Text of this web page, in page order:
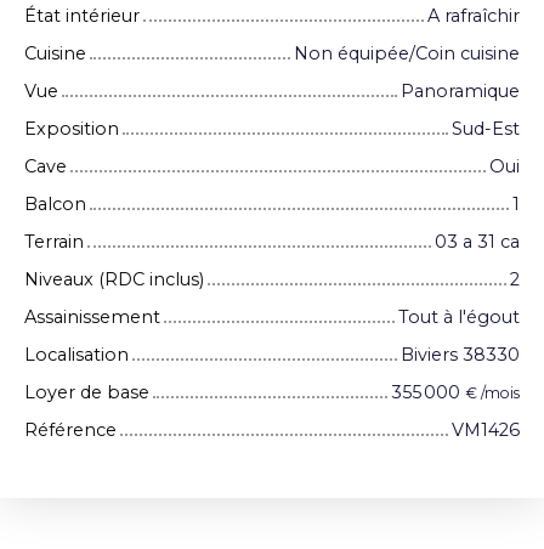
État intérieur
A rafraîchir
Cuisine
Non équipée/Coin cuisine
Vue
Panoramique
Exposition
Sud-Est
Cave
Oui
Balcon
1
Terrain
03 a 31 ca
Niveaux (RDC inclus)
2
Assainissement
Tout à l'égout
Localisation
Biviers 38330
Loyer de base
355 000 € /mois
Référence VM1426